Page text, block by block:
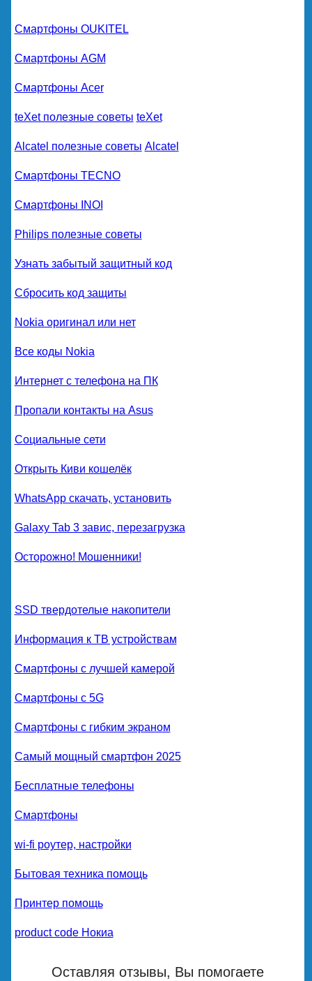
Смартфоны OUKITEL
Смартфоны AGM
Смартфоны Acer
teXet полезные советы teXet
Alcatel полезные советы Alcatel
Смартфоны TECNO
Смартфоны INOI
Philips полезные советы
Узнать забытый защитный код
Сбросить код защиты
Nokia оригинал или нет
Все коды Nokia
Интернет с телефона на ПК
Пропали контакты на Asus
Социальные сети
Открыть Киви кошелёк
WhatsApp скачать, установить
Galaxy Tab 3 завис, перезагрузка
Осторожно! Мошенники!
SSD твердотелые накопители
Информация к ТВ устройствам
Смартфоны с лучшей камерой
Смартфоны с 5G
Смартфоны с гибким экраном
Самый мощный смартфон 2025
Бесплатные телефоны
Смартфоны
wi-fi роутер, настройки
Бытовая техника помощь
Принтер помощь
product code Нокиа
Оставляя отзывы, Вы помогаете